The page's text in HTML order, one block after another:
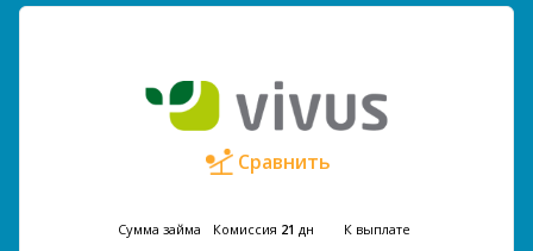
Сравнить
Сумма займа Комиссия 21 дн К выплате